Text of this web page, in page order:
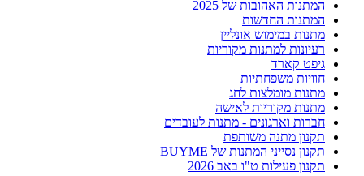
המתנות האהובות של 2025
המתנות החדשות
מתנות במימוש אונליין
רעיונות למתנות מקוריות
גיפט קארד
חוויות משפחתיות
מתנות מומלצות לחג
מתנות מקוריות לאישה
חברות וארגונים - מתנות לעובדים
תקנון מתנה משותפת
תקנון נסייני המתנות של BUYME
תקנון פעילות ט"ו באב 2026